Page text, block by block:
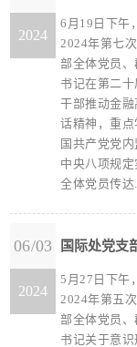
2024
6月19日下午
2024年第七
部全体党员
书记在第二
干部推动金
话精神，重
国共产党党
中央八项规
全体党员传达
06/03
2024
国际处党支
5月27日下午
2024年第五
部全体党员
书记关于意